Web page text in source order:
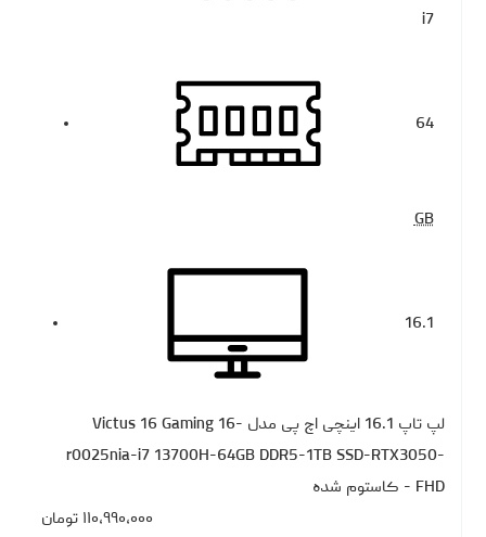
i7
64
GB
16.1
لپ تاپ 16.1 اینچی اچ‌ پی مدل Victus 16 Gaming 16-
r0025nia-i7 13700H-64GB DDR5-1TB SSD-RTX3050-
FHD - کاستوم شده
۱۱۰،۹۹۰،۰۰۰ تومان